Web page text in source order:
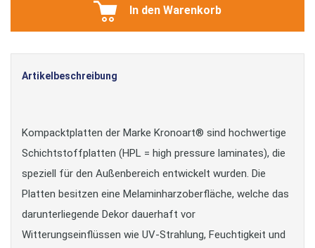
In den Warenkorb
Artikelbeschreibung
Kompacktplatten der Marke Kronoart® sind hochwertige
Schichtstoffplatten (HPL = high pressure laminates), die
speziell für den Außenbereich entwickelt wurden. Die
Platten besitzen eine Melaminharzoberfläche, welche das
darunterliegende Dekor dauerhaft vor
Witterungseinflüssen wie UV-Strahlung, Feuchtigkeit und